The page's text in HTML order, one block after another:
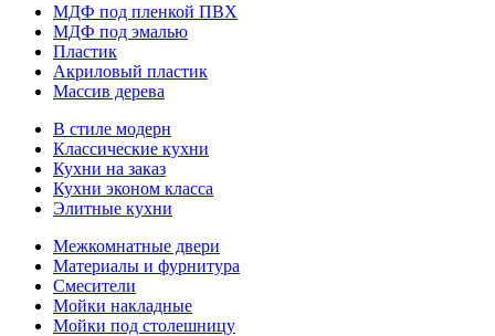
МДФ под пленкой ПВХ
МДФ под эмалью
Пластик
Акриловый пластик
Массив дерева
В стиле модерн
Классические кухни
Кухни на заказ
Кухни эконом класса
Элитные кухни
Межкомнатные двери
Материалы и фурнитура
Смесители
Мойки накладные
Мойки под столешницу